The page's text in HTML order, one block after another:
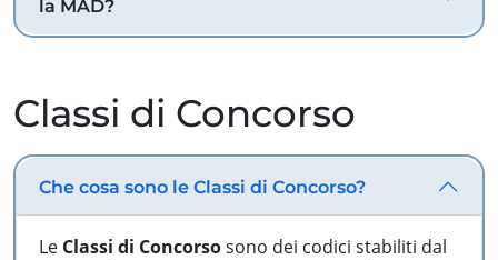
la MAD?
Classi di Concorso
Che cosa sono le Classi di Concorso?
Le Classi di Concorsosono dei codici stabiliti dal